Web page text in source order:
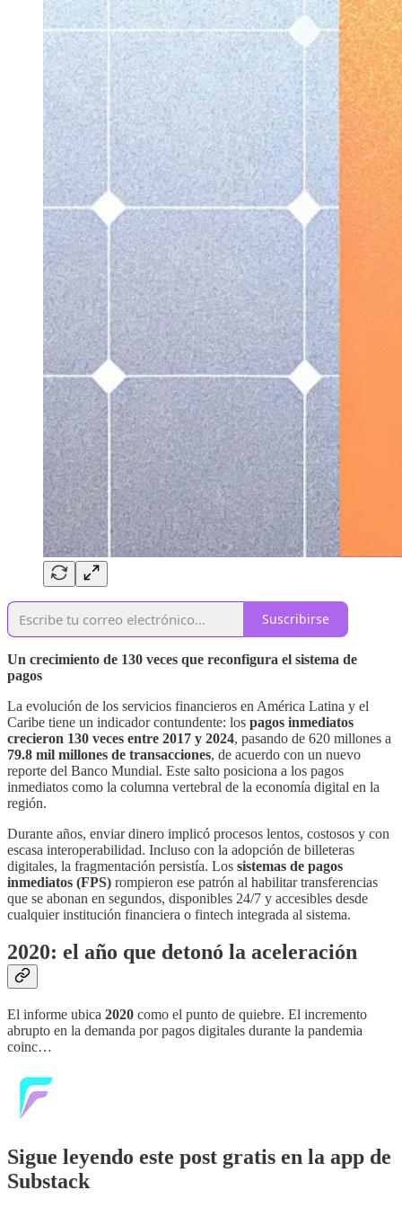
Suscribirse
Un crecimiento de 130 veces que reconfigura el sistema de
pagos
La evolución de los servicios financieros en América Latina y el
Caribe tiene un indicador contundente: los pagos inmediatos
crecieron 130 veces entre 2017 y 2024, pasando de 620 millones a
79.8 mil millones de transacciones, de acuerdo con un nuevo
reporte del Banco Mundial. Este salto posiciona a los pagos
inmediatos como la columna vertebral de la economía digital en la
región.
Durante años, enviar dinero implicó procesos lentos, costosos y con
escasa interoperabilidad. Incluso con la adopción de billeteras
digitales, la fragmentación persistía. Los sistemas de pagos
inmediatos (FPS) rompieron ese patrón al habilitar transferencias
que se abonan en segundos, disponibles 24/7 y accesibles desde
cualquier institución financiera o fintech integrada al sistema.
2020: el año que detonó la aceleración
El informe ubica 2020 como el punto de quiebre. El incremento
abrupto en la demanda por pagos digitales durante la pandemia
coinc…
Sigue leyendo este post gratis en la app de
Substack